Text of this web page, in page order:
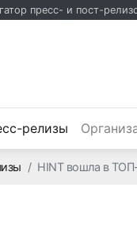
пресс- и пост-
релизы (текущий)
HINT вошла в